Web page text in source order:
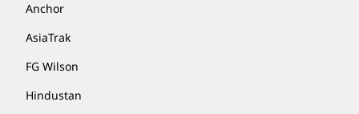
Anchor
AsiaTrak
FG Wilson
Hindustan